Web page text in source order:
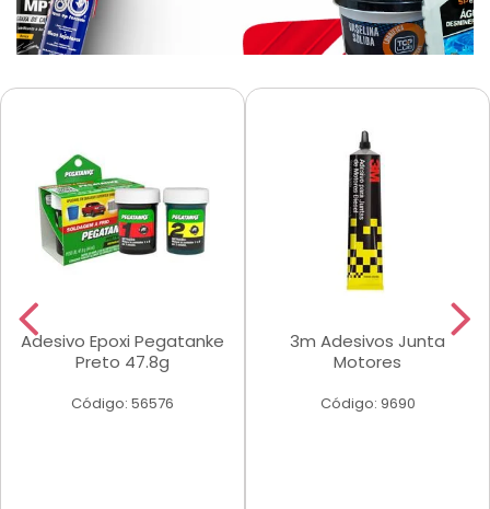
Adesivo Epoxi Pegatanke
Preto 47.8g
Código: 56576
3m Adesivos Junta
Motores
Código: 9690